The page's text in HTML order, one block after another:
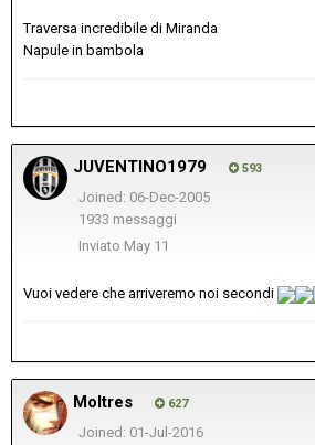
Traversa incredibile di Miranda
Napule in bambola
JUVENTINO1979 593
Joined: 06-Dec-2005
1933 messaggi
Inviato May 11
Vuoi vedere che arriveremo noi secondi
Moltres 627
Joined: 01-Jul-2016